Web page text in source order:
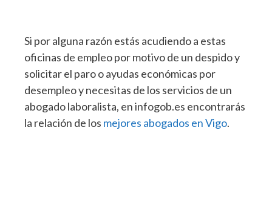
Si por alguna razón estás acudiendo a estas
oficinas de empleo por motivo de un despido y
solicitar el paro o ayudas económicas por
desempleo y necesitas de los servicios de un
abogado laboralista, en infogob.es encontrarás
la relación de los mejores abogados en Vigo.